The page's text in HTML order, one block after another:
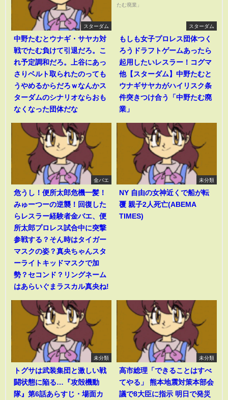
スターダム
中野たむとウナギ・サヤカ対
戦でたむ負けて引退だろ。こ
れ予定調和だろ。上谷にあっ
さりベルト取られたのっても
うやめるからだろｗなんかス
ターダムのシナリオならおも
なくなった団体だな
スターダム
もしも女子プロレス団体つく
ろうドラフトゲームあったら
起用したいレスラー！コグマ
他【スターダム】中野たむと
ウナギサヤカがハイリスク条
件突きつけ合う「中野たむ廃
業」
金バエ
危うし！便所太郎危機一髪！
みゅーつーの逆襲！回復した
らレスラー経験者金バエ、便
所太郎プロレス試合中に突撃
参戦する？そん時はタイガー
マスクの姿？真央ちゃんスタ
ーライトキッドマスクで加
勢？セコンド？リングネーム
はあらいぐまラスカル真央ね!
未分類
NY 自由の女神近くで船が転
覆 親子2人死亡(ABEMA
TIMES)
未分類
トグサは武装集団と激しい戦
闘状態に陥る…『攻殻機動
隊』第6話あらすじ・場面カ
未分類
高市総理「できることはすべ
てやる」 熊本地震対策本部会
議で8大臣に指示 明日で発災